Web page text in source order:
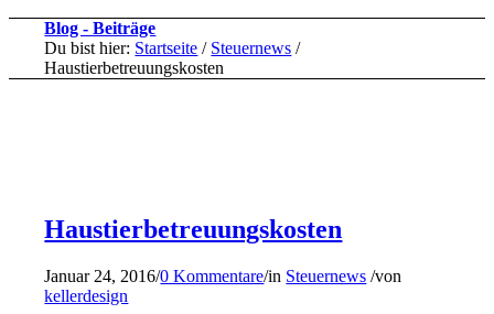
Blog - Beiträge
Du bist hier: Startseite / Steuernews /
Haustierbetreuungskosten
Haustierbetreuungskosten
Januar 24, 2016/0 Kommentare/in Steuernews /von
kellerdesign